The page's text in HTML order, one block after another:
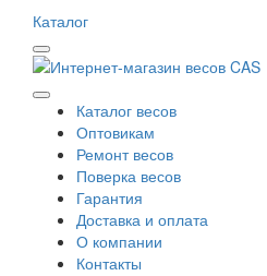
Каталог
Каталог весов
Оптовикам
Ремонт весов
Поверка весов
Гарантия
Доставка и оплата
О компании
Контакты